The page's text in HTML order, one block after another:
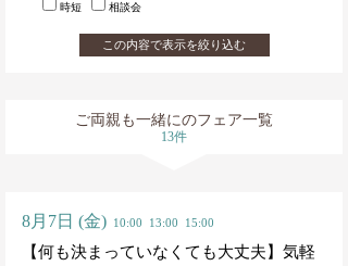
時短
相談会
この内容で表示を絞り込む
ご両親も一緒にのフェア一覧
13件
8月7日 (金) 10:00 13:00 15:00
【何も決まっていなくても大丈夫】気軽